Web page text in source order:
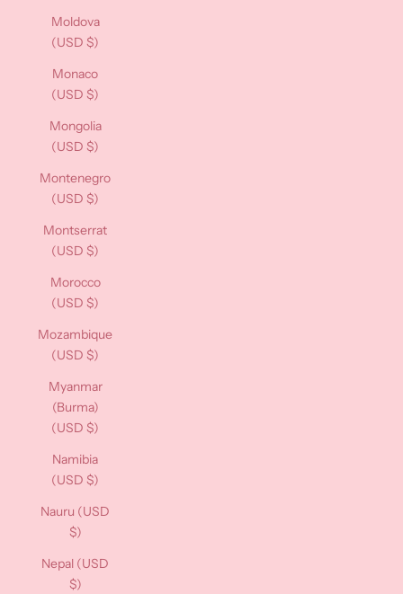
Moldova
(USD $)
Monaco
(USD $)
Mongolia
(USD $)
Montenegro
(USD $)
Montserrat
(USD $)
Morocco
(USD $)
Mozambique
(USD $)
Myanmar
(Burma)
(USD $)
Namibia
(USD $)
Nauru (USD
$)
Nepal (USD
$)